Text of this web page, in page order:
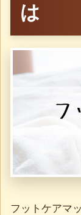
は
フットケアマ